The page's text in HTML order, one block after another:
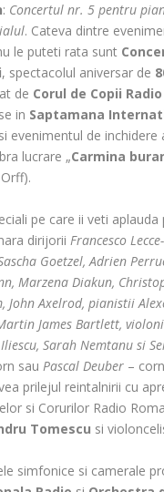
: Concertul nr. 5 pentru
. Cateva dintre
le puteti rata sunt
, spectacolul aniversar de
de Corul de Copii Radio
in Saptamana
evenimentul de inchidere
lucrare „Carmina
pe care ii veti aplauda
dirijorii Francesco
Goetzel, Adrien
Marzena Diakun,
John Axelrod, pianistii
James Bartlett,
Sarah Nemtanu si
sau Pascal Deuber –
prilejul reintalnirii cu
si Corurilor Radio
Tomescu si
simfonice si camerale